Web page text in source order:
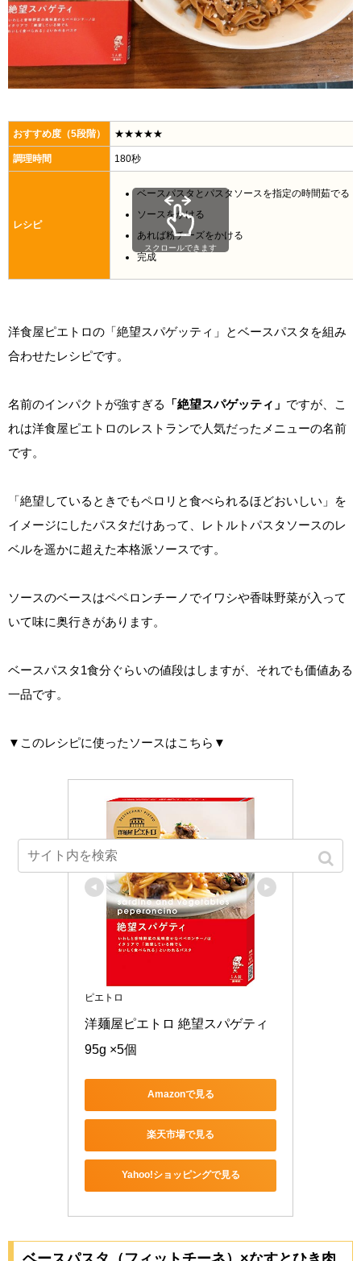
おすすめ度（5段階） ★★★★★
調理時間 180秒
レシピ
ベースパスタとパスタソースを指定の時間茹でる
ソースをかける
あれば粉チーズをかける
完成
スクロールできます
洋食屋ピエトロの「絶望スパゲッティ」とベースパスタを組み
合わせたレシピです。
名前のインパクトが強すぎる 「絶望スパゲッティ」 ですが、こ
れは洋食屋ピエトロのレストランで人気だったメニューの名前
です。
「絶望しているときでもペロリと食べられるほどおいしい」を
イメージにしたパスタだけあって、レトルトパスタソースのレ
ベルを遥かに超えた本格派ソースです。
ソースのベースはペペロンチーノでイワシや香味野菜が入って
いて味に奥行きがあります。
ベースパスタ1食分ぐらいの値段はしますが、それでも価値ある
一品です。
▼このレシピに使ったソースはこちら▼
ピエトロ
洋麺屋ピエトロ 絶望スパゲティ
95g ×5個
Amazonで見る
楽天市場で見る
Yahoo!ショッピングで見る